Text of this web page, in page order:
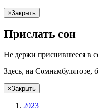
×Закрыть
Прислать сон
Не держи приснившееся в
Здесь, на Сомнамбуляторе,
×Закрыть
2023